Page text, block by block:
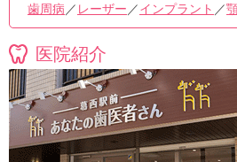
歯周病 ／ レーザー ／インプラント ／
医院紹介